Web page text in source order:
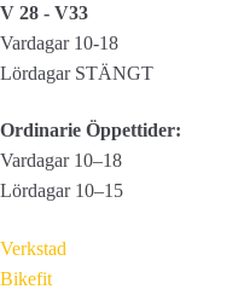
V 28 - V33
Vardagar 10-18
Lördagar STÄNGT
Ordinarie Öppettider:
Vardagar 10–18
Lördagar 10–15
Verkstad
Bikefit